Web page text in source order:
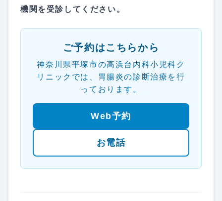
機関を受診してください。
ご予約はこちらから
神奈川県平塚市の高浜台内科小児科ク
リニックでは、胃腸炎の診断治療を行
っております。
Web予約
お電話